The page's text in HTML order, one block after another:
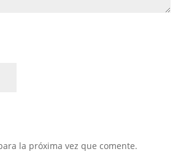
la próxima vez que comente.